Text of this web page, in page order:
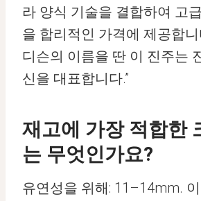
라 양식 기술을 결합하여 고
을 합리적인 가격에 제공합
디슨의 이름을 딴 이 진주는
신을 대표합니다.”
재고에 가장 적합한
는 무엇인가요?
유연성을 위해: 11–14mm.